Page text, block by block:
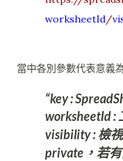
worksheetId/
當中各別參數代表意義
key :
worksheetId :
visibility : 檢
private，若